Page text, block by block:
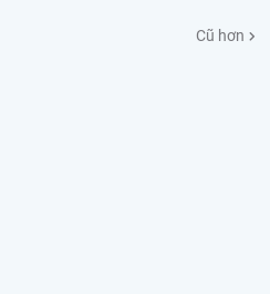
Cũ hơn